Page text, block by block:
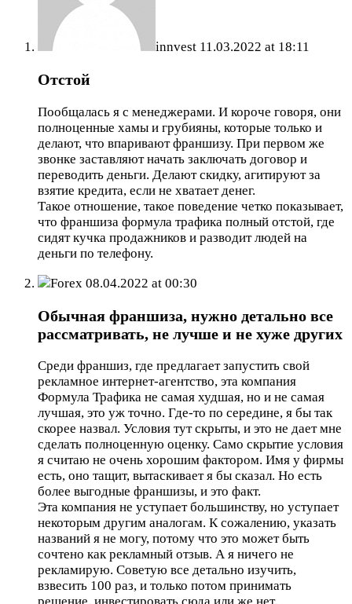
innvest 11.03.2022 at 18:11
Отстой
Пообщалась я с менеджерами. И короче говоря, они
полноценные хамы и грубияны, которые только и
делают, что впаривают франшизу. При первом же
звонке заставляют начать заключать договор и
переводить деньги. Делают скидку, агитируют за
взятие кредита, если не хватает денег.
Такое отношение, такое поведение четко показывает,
что франшиза формула трафика полный отстой, где
сидят кучка продажников и разводит людей на
деньги по телефону.
Forex 08.04.2022 at 00:30
Обычная франшиза, нужно детально все
рассматривать, не лучше и не хуже других
Среди франшиз, где предлагает запустить свой
рекламное интернет-агентство, эта компания
Формула Трафика не самая худшая, но и не самая
лучшая, это уж точно. Где-то по середине, я бы так
скорее назвал. Условия тут скрыты, и это не дает мне
сделать полноценную оценку. Само скрытие условия
я считаю не очень хорошим фактором. Имя у фирмы
есть, оно тащит, вытаскивает я бы сказал. Но есть
более выгодные франшизы, и это факт.
Эта компания не уступает большинству, но уступает
некоторым другим аналогам. К сожалению, указать
названий я не могу, потому что это может быть
сочтено как рекламный отзыв. А я ничего не
рекламирую. Советую все детально изучить,
взвесить 100 раз, и только потом принимать